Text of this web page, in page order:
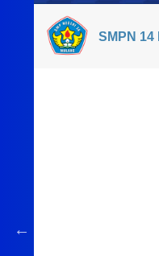
SMPN 14